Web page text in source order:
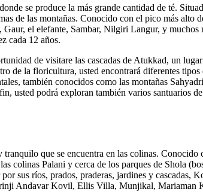
se produce la más grande cantidad de té.
de las montañas. Conocido con el pico más
el elefante, Sambar, Nilgiri Langur, y
cada 12 años.
de visitare las cascadas de Atukkad, un
de la floricultura, usted encontrará diferentes
también conocidos como las montañas
usted podrá exploran también varios santuarios
que se encuentra en las colinas.
colinas Palani y cerca de los parques de Shola
sus ríos, prados, praderas, jardines y
Andavar Kovil, Ellis Villa, Munjikal, Mariaman